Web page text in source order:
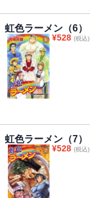
虹色ラーメン（6）
¥528 (税込)
虹色ラーメン（7）
¥528 (税込)